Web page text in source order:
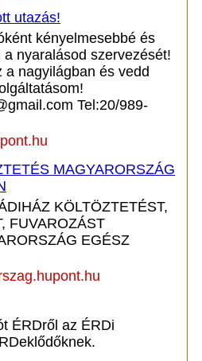
utazás!
kényelmesebbé és
nyaralásod szervezését!
a nagyilágban és vedd
Tel:20/989-
MAGYARORSZÁG
KÖLTÖZTETÉST,
FUVAROZÁST
EGÉSZ
ÉRDről az ÉRDi